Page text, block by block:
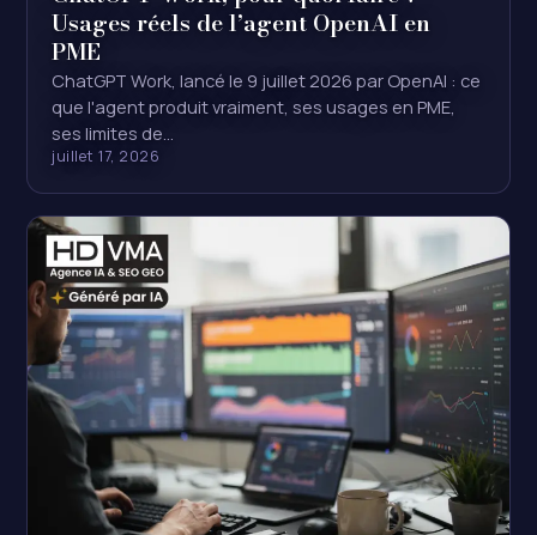
Usages réels de l’agent OpenAI en
PME
ChatGPT Work, lancé le 9 juillet 2026 par OpenAI : ce
que l'agent produit vraiment, ses usages en PME,
ses limites de…
juillet 17, 2026